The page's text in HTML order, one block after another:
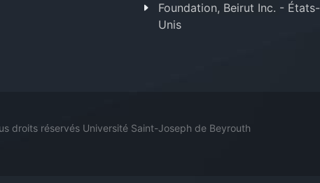
Foundation, Beirut Inc. - États-
Unis
droits réservés Université Saint-Joseph de Beyrouth